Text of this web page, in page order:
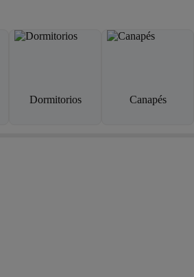
Dormitorios Canapés